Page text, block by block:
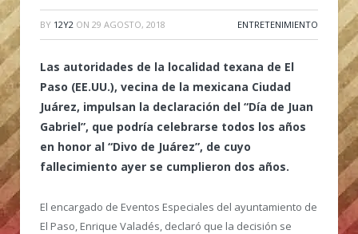
BY 12Y2 ON 29 AGOSTO, 2018 ENTRETENIMIENTO
Las autoridades de la localidad texana de El
Paso (EE.UU.), vecina de la mexicana Ciudad
Juárez, impulsan la declaración del “Día de Juan
Gabriel”, que podría celebrarse todos los años
en honor al “Divo de Juárez”, de cuyo
fallecimiento ayer se cumplieron dos años.
El encargado de Eventos Especiales del ayuntamiento de
El Paso, Enrique Valadés, declaró que la decisión se